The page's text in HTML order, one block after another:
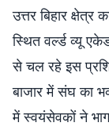
उत्तर बिहार क्षेत्र
स्थित वर्ल्ड व्यू
से चल रहे इस
बाजार में संघ का
में स्वयंसेवकों ने